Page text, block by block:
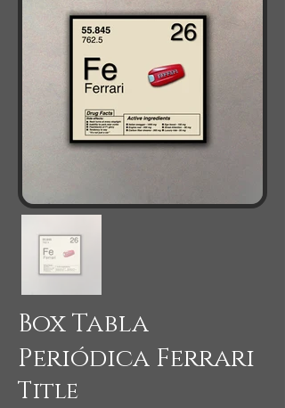
Box Tabla
Periódica Ferrari
Title